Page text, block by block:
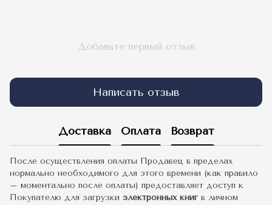
Добавьте первый отзыв
Написать отзыв
Доставка Оплата Возврат
После осуществления оплаты Продавец в пределах
нормально необходимого для этого времени (как правило
– моментально после оплаты) предоставляет доступ к
Покупателю для загрузки электронных книг в личном